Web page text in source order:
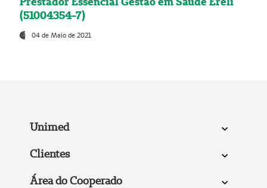
(51004354-7)
04 de Maio de 2021
Unimed
Clientes
Área do Cooperado